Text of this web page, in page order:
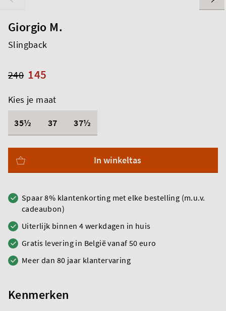
Giorgio M.
Slingback
145
240
Kies je maat
35½
37 37½
In winkeltas
Spaar 8% klantenkorting met elke bestelling (m.u.v.
cadeaubon)
Uiterlijk binnen 4 werkdagen in huis
Gratis levering in België vanaf 50 euro
Meer dan 80 jaar klantervaring
Kenmerken